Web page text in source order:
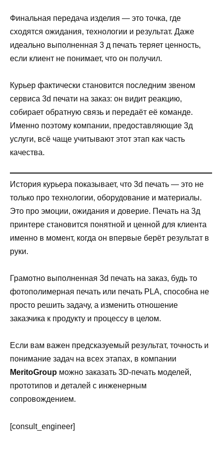
Финальная передача изделия — это точка, где
сходятся ожидания, технологии и результат. Даже
идеально выполненная 3 д печать теряет ценность,
если клиент не понимает, что он получил.
Курьер фактически становится последним звеном
сервиса 3d печати на заказ: он видит реакцию,
собирает обратную связь и передаёт её команде.
Именно поэтому компании, предоставляющие 3д
услуги, всё чаще учитывают этот этап как часть
качества.
История курьера показывает, что 3d печать — это не
только про технологии, оборудование и материалы.
Это про эмоции, ожидания и доверие. Печать на 3д
принтере становится понятной и ценной для клиента
именно в момент, когда он впервые берёт результат в
руки.
Грамотно выполненная 3d печать на заказ, будь то
фотополимерная печать или печать PLA, способна не
просто решить задачу, а изменить отношение
заказчика к продукту и процессу в целом.
Если вам важен предсказуемый результат, точность и
понимание задач на всех этапах, в компании
MeritoGroup можно заказать 3D-печать моделей,
прототипов и деталей с инженерным
сопровождением.
[consult_engineer]